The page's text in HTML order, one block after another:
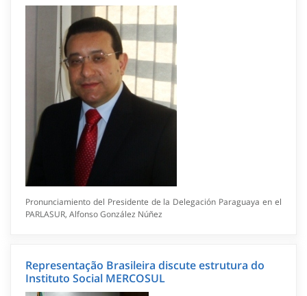
Pronunciamiento del Presidente de la Delegación Paraguaya en el
PARLASUR, Alfonso González Núñez
Representação Brasileira discute estrutura do
Instituto Social MERCOSUL